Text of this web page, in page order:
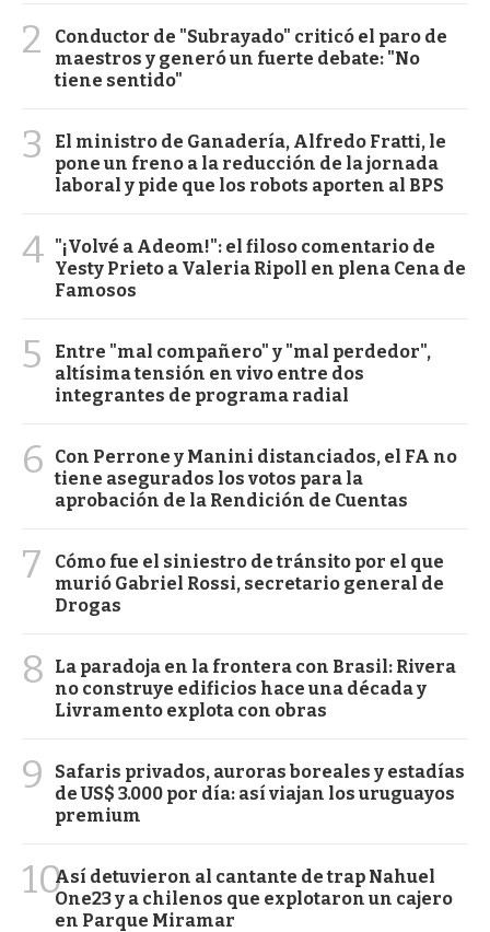
2
Conductor de "Subrayado" criticó el paro de
maestros y generó un fuerte debate: "No
tiene sentido"
3
El ministro de Ganadería, Alfredo Fratti, le
pone un freno a la reducción de la jornada
laboral y pide que los robots aporten al BPS
4 "¡Volvé a Adeom!": el filoso comentario de
Yesty Prieto a Valeria Ripoll en plena Cena de
Famosos
5
Entre "mal compañero" y "mal perdedor",
altísima tensión en vivo entre dos
integrantes de programa radial
6
Con Perrone y Manini distanciados, el FA no
tiene asegurados los votos para la
aprobación de la Rendición de Cuentas
7
Cómo fue el siniestro de tránsito por el que
murió Gabriel Rossi, secretario general de
Drogas
8
La paradoja en la frontera con Brasil: Rivera
no construye edificios hace una década y
Livramento explota con obras
9
Safaris privados, auroras boreales y estadías
de US$ 3.000 por día: así viajan los uruguayos
premium
10Así detuvieron al cantante de trap Nahuel
One23 y a chilenos que explotaron un cajero
en Parque Miramar